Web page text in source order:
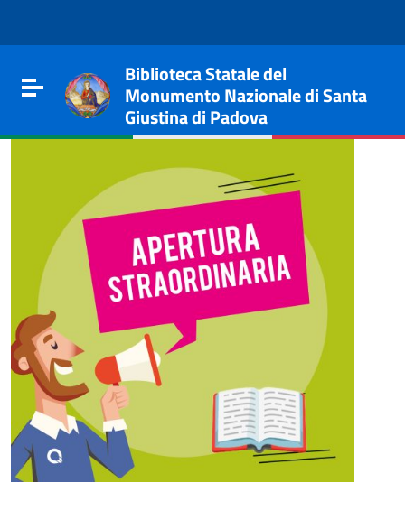
Toggle navigationBiblioteca Statale del
Monumento Nazionale di Santa
Giustina di Padova